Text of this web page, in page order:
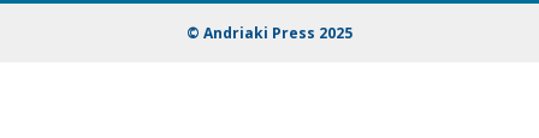
© Andriaki Press 2025